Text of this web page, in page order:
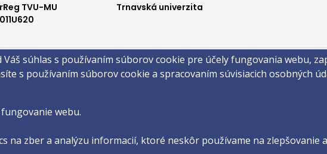
TVU-MU
Trnavská univerzita
obsahu Technická podpora Vyhlásenie o prístupnosti Cookies
by
ActivIT s.r.o.
súhlas s používaním súborov cookie pre účely fungovania webu,
s používaním súborov cookie a spracovaním súvisiacich osobných
webu.
na zber a analýzu informacií, ktoré neskôr používame na zlepšovanie